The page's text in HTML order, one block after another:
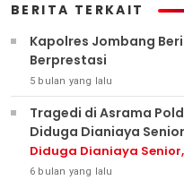
BERITA TERKAIT
Kapolres Jombang
Berprestasi
5 bulan yang lalu
Tragedi di Asrama
Diduga Dianiaya
Diduga Dianiaya
Meninggal Dunia
6 bulan yang lalu